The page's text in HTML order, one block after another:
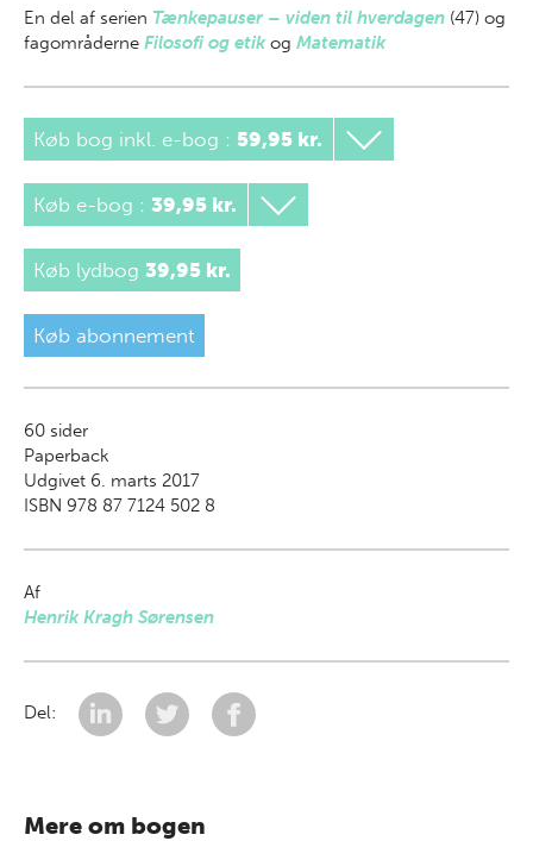
En del af serien Tænkepauser – viden til hverdagen (47) og
fagområderne Filosofi og etikog Matematik
Køb bog inkl. e-bog : 59,95 kr.
Køb e-bog : 39,95 kr.
Køb lydbog 39,95 kr.
Køb abonnement
60 sider
Paperback
Udgivet 6. marts 2017
ISBN 978 87 7124 502 8
Af
Henrik Kragh Sørensen
Del:
Mere om bogen